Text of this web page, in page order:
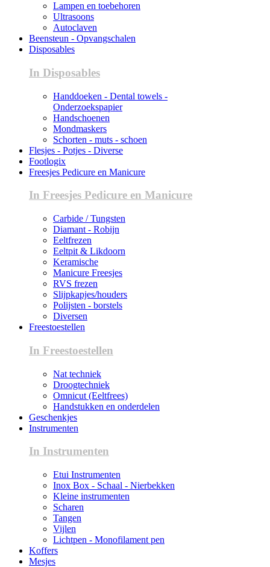
Lampen en toebehoren
Ultrasoons
Autoclaven
Beensteun - Opvangschalen
Disposables
In Disposables
Handdoeken - Dental towels -
Onderzoekspapier
Handschoenen
Mondmaskers
Schorten - muts - schoen
Flesjes - Potjes - Diverse
Footlogix
Freesjes Pedicure en Manicure
In Freesjes Pedicure en Manicure
Carbide / Tungsten
Diamant - Robijn
Eeltfrezen
Eeltpit & Likdoorn
Keramische
Manicure Freesjes
RVS frezen
Slijpkapjes/houders
Polijsten - borstels
Diversen
Freestoestellen
In Freestoestellen
Nat techniek
Droogtechniek
Omnicut (Eeltfrees)
Handstukken en onderdelen
Geschenkjes
Instrumenten
In Instrumenten
Etui Instrumenten
Inox Box - Schaal - Nierbekken
Kleine instrumenten
Scharen
Tangen
Vijlen
Lichtpen - Monofilament pen
Koffers
Mesjes